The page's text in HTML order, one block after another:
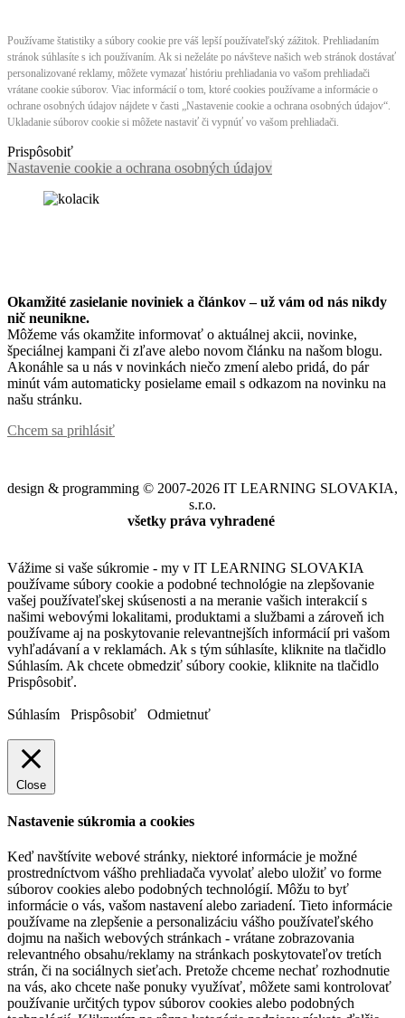
Používame štatistiky a súbory cookie pre váš lepší používateľský zážitok. Prehliadaním
stránok súhlasíte s ich používaním. Ak si neželáte po návšteve našich web stránok dostávať
personalizované reklamy, môžete vymazať históriu prehliadania vo vašom prehliadači
vrátane cookie súborov. Viac informácií o tom, ktoré cookies používame a informácie o
ochrane osobných údajov nájdete v časti „Nastavenie cookie a ochrana osobných údajov“.
Ukladanie súborov cookie si môžete nastaviť či vypnúť vo vašom prehliadači.
Prispôsobiť
Nastavenie cookie a ochrana osobných údajov
Okamžité zasielanie noviniek a článkov – už vám od nás nikdy
nič neunikne.
Môžeme vás okamžite informovať o aktuálnej akcii, novinke,
špeciálnej kampani či zľave alebo novom článku na našom blogu.
Akonáhle sa u nás v novinkách niečo zmení alebo pridá, do pár
minút vám automaticky posielame email s odkazom na novinku na
našu stránku.
Chcem sa prihlásiť
design & programming © 2007-2026 IT LEARNING SLOVAKIA,
s.r.o.
všetky práva vyhradené
Vážime si vaše súkromie - my v IT LEARNING SLOVAKIA
používame súbory cookie a podobné technológie na zlepšovanie
vašej používateľskej skúsenosti a na meranie vašich interakcií s
našimi webovými lokalitami, produktami a službami a zároveň ich
používame aj na poskytovanie relevantnejších informácií pri vašom
vyhľadávaní a v reklamách. Ak s tým súhlasíte, kliknite na tlačidlo
Súhlasím. Ak chcete obmedziť súbory cookie, kliknite na tlačidlo
Prispôsobiť.
Súhlasím Prispôsobiť Odmietnuť
Close
Nastavenie súkromia a cookies
Keď navštívite webové stránky, niektoré informácie je možné
prostredníctvom vášho prehliadača vyvolať alebo uložiť vo forme
súborov cookies alebo podobných technológií. Môžu to byť
informácie o vás, vašom nastavení alebo zariadení. Tieto informácie
používame na zlepšenie a personalizáciu vášho používateľského
dojmu na našich webových stránkach - vrátane zobrazovania
relevantného obsahu/reklamy na stránkach poskytovateľov tretích
strán, či na sociálnych sieťach. Pretože chceme nechať rozhodnutie
na vás, ako chcete naše ponuky využívať, môžete sami kontrolovať
používanie určitých typov súborov cookies alebo podobných